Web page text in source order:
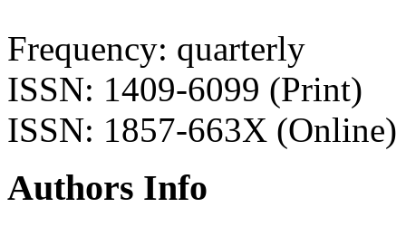
Frequency: quarterly
ISSN: 1409-6099 (Print)
ISSN: 1857-663X (Online)
Authors Info